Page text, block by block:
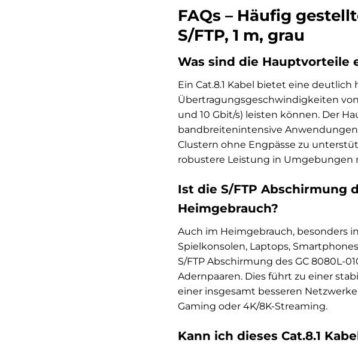
FAQs – Häufig
S/FTP, 1 m, grau
Was sind die Hauptvorteile
Ein Cat.8.1 Kabel bietet eine
Übertragungsgeschwindigkeiten von
und 10 Gbit/s) leisten können. Der
bandbreitenintensive
Clustern ohne Engpässe zu
robustere Leistung in Umgebungen
Ist die S/FTP Abschirmung
Heimgebrauch?
Auch im Heimgebrauch, besonders
Spielkonsolen, Laptops,
S/FTP Abschirmung des GC 8080L-
Adernpaaren. Dies führt zu einer
einer insgesamt besseren
Gaming oder 4K/8K-Streaming.
Kann ich dieses Cat.8.1